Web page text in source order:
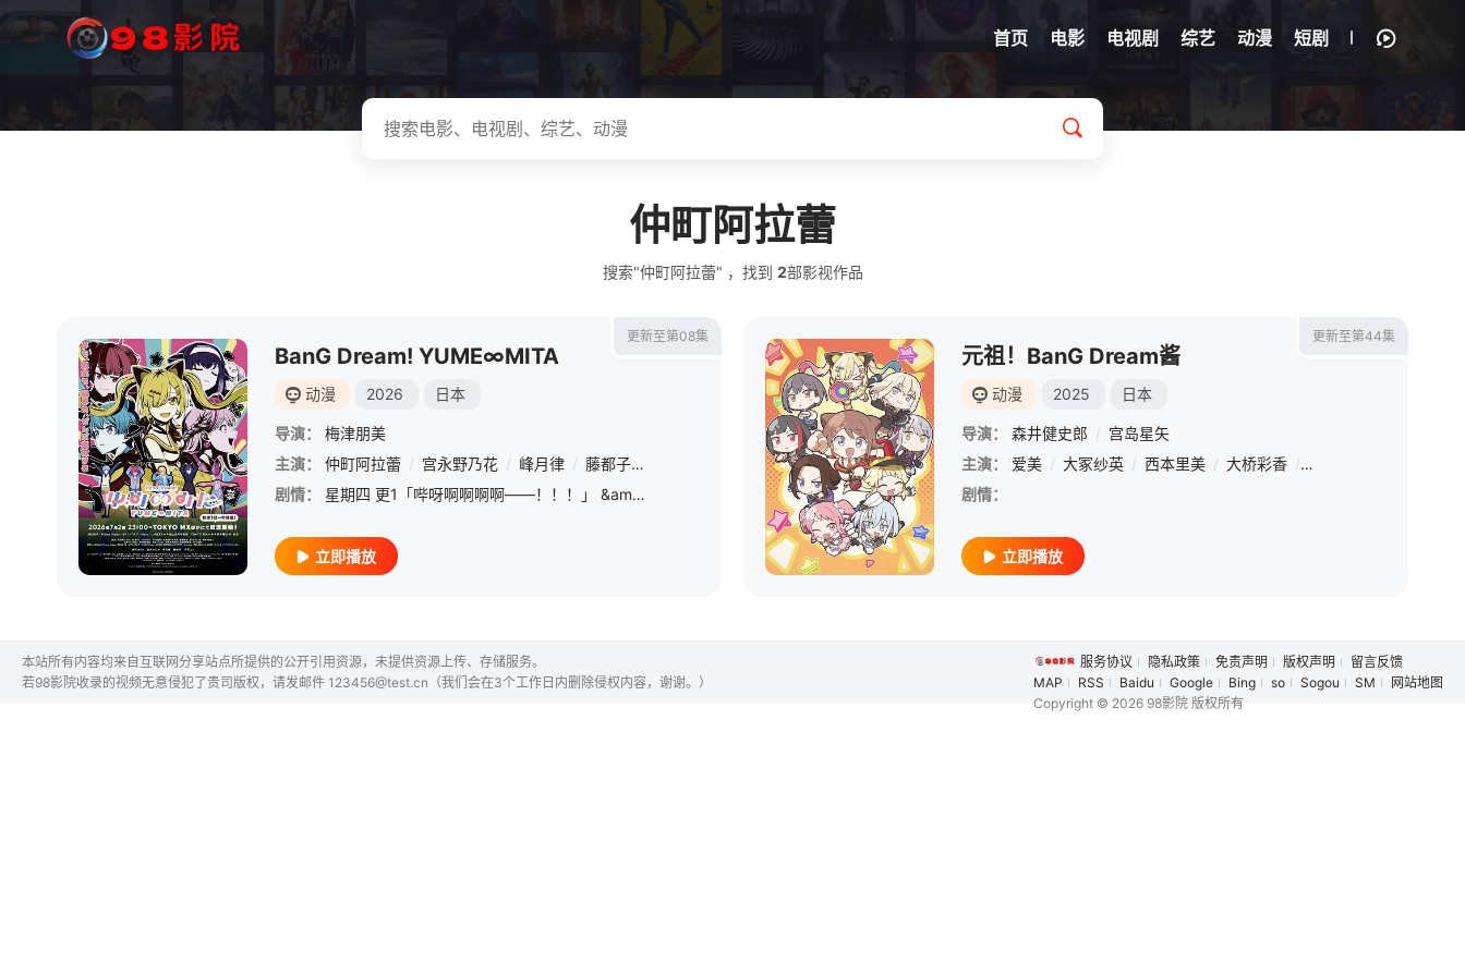
首页 电影 电视剧 综艺 动漫 短剧
仲町阿拉蕾
搜索"仲町阿拉蕾" ，找到 2部影视作品
更新至第08集
BanG Dream! YUME∞MITA
动漫 2026 日本
导演：
梅津朋美
主演：
仲町阿拉蕾 / 宫永野乃花 / 峰月律 / 藤都子 /
剧情：
星期四 更1「哔呀啊啊啊啊——！！！」 &amp;nbsp; &amp;nbsp; &amp;nbsp; &amp;nbsp; &amp;nbsp; &amp;nbsp; &amp;nbsp; &amp;nbsp; &amp;nbsp; &amp;nbsp; &amp;nbsp; &amp;nb
立即播放
更新至第44集
元祖！BanG Dream酱
动漫 2025 日本
导演： 森井健史郎 / 宫岛星矢
主演：
爱美 / 大冢纱英 / 西本里美 / 大桥彩香 / 伊藤彩沙
剧情：
立即播放
服务协议 隐私政策 免责声明 版权声明
留言反馈
MAP
RSS Baidu Google Bing so Sogou SM
网站地图
Copyright © 2026 98影院 版权所有
本站所有内容均来自互联网分享站点所提供的公开引用资源，未提供资源上传、存储服务。
若98影院收录的视频无意侵犯了贵司版权，请发邮件 123456@test.cn（我们会在3个工作日内删除侵权内容，谢谢。）